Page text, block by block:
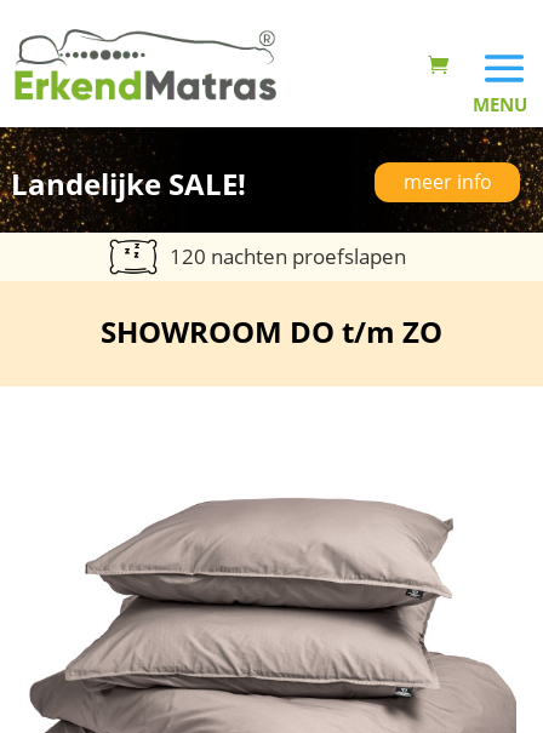
Landelijke SALE! meer info
120 nachten proefslapen
SHOWROOM DO t/m ZO